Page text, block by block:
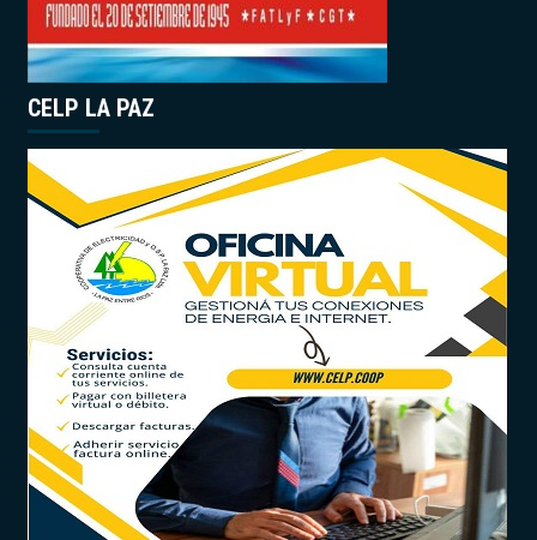
CELP LA PAZ